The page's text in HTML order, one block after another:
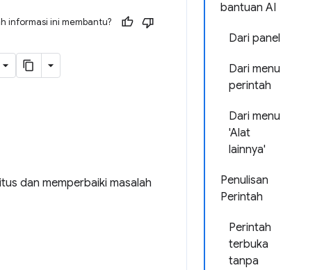
bantuan AI
Dari panel
Dari menu
perintah
Dari menu
'Alat
lainnya'
Penulisan
Perintah
Perintah
terbuka
tanpa
informasi ini membantu?
dan memperbaiki masalah